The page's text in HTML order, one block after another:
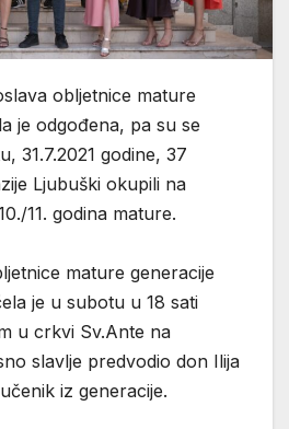
obljetnice mature
je odgođena, pa su se
31.7.2021 godine, 37
Ljubuški okupili na
11. godina mature.
mature generacije
je u subotu u 18 sati
u crkvi Sv.Ante na
slavlje predvodio don Ilija
iz generacije.